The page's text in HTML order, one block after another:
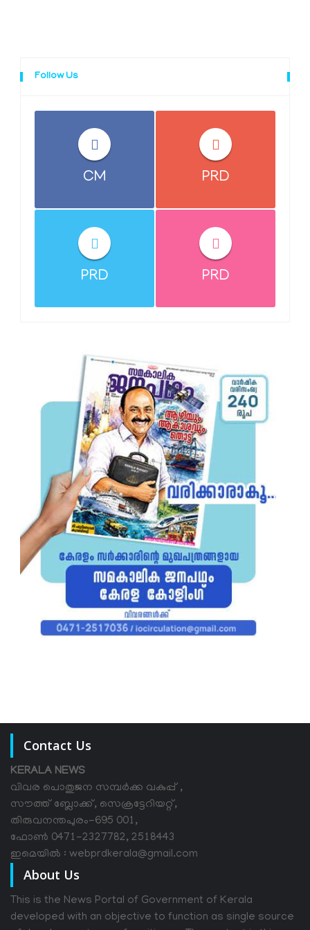
Follow Us
CM PRD
PRD PRD
Contact Us
KERALA NEWS
വിവര പൊതുജന സമ്പര്‍ക്ക വകുപ്പ് ,
സൗത്ത് ബ്ലോക്ക്, സെക്രട്ടേറിയറ്റ്,
തിരുവനന്തപുരം-695 001,
ഫോൺ 0471-2327782, 2518443
ഇമെയിൽ : webprdkerala@gmail.com
About Us
This is the News Portal of Government of Kerala
developed with an objective to function as single source